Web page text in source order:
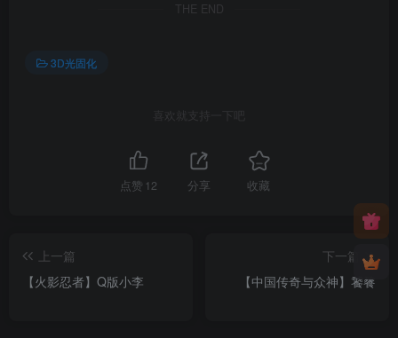
THE END
3D光固化
喜欢就支持一下吧
点赞 12 分享 收藏
上一篇
【火影忍者】Q版小李
下一篇
【中国传奇与众神】饕餮